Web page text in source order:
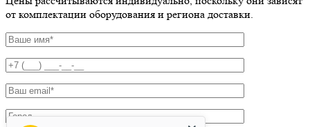
от комплектации оборудования и региона доставки.